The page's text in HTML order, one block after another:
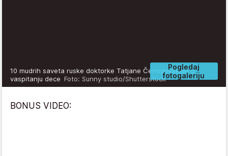
Pogledaj
fotogaleriju
10 mudrih saveta ruske doktorke Tatjane Černigovskaje o
vaspitanju dece Foto: Sunny studio/Shutterstock
BONUS VIDEO: